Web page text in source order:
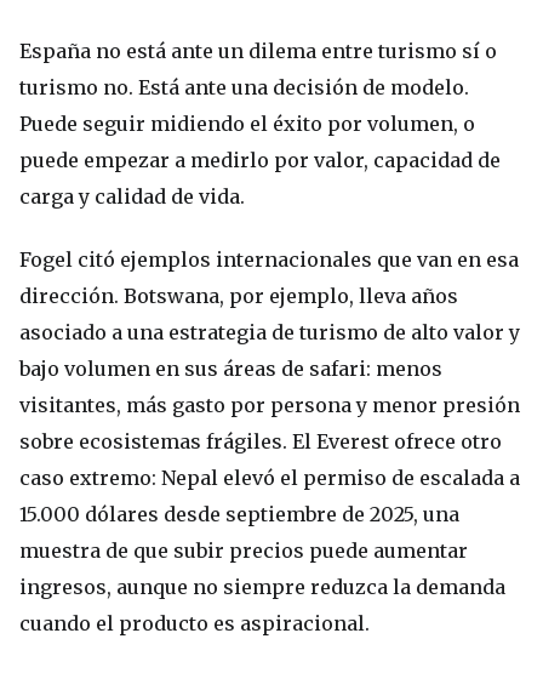
España no está ante un dilema entre turismo sí o
turismo no. Está ante una decisión de modelo.
Puede seguir midiendo el éxito por volumen, o
puede empezar a medirlo por valor, capacidad de
carga y calidad de vida.
Fogel citó ejemplos internacionales que van en esa
dirección. Botswana, por ejemplo, lleva años
asociado a una estrategia de turismo de alto valor y
bajo volumen en sus áreas de safari: menos
visitantes, más gasto por persona y menor presión
sobre ecosistemas frágiles. El Everest ofrece otro
caso extremo: Nepal elevó el permiso de escalada a
15.000 dólares desde septiembre de 2025, una
muestra de que subir precios puede aumentar
ingresos, aunque no siempre reduzca la demanda
cuando el producto es aspiracional.